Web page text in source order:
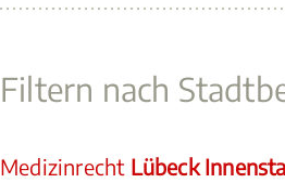
Filtern nach
Medizinrecht Lübeck